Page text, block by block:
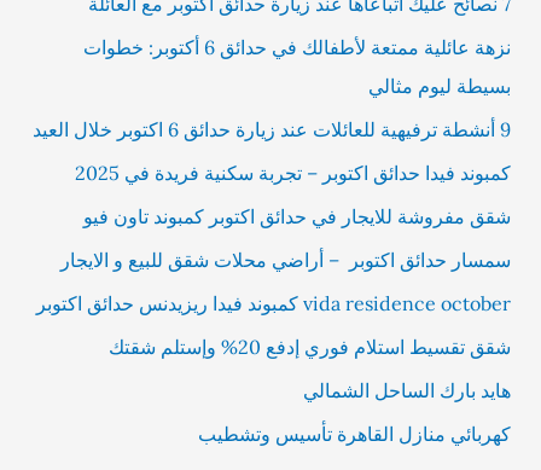
نزهة عائلية ممتعة لأطفالك في حدائق 6 أكتوبر: خطوات
بسيطة ليوم مثالي
9 أنشطة ترفيهية للعائلات عند زيارة حدائق 6 اكتوبر خلال العيد
كمبوند فيدا حدائق اكتوبر – تجربة سكنية فريدة في 2025
شقق مفروشة للايجار في حدائق اكتوبر كمبوند تاون فيو
سمسار حدائق اكتوبر – أراضي محلات شقق للبيع و الايجار
vida residence october كمبوند فيدا ريزيدنس حدائق اكتوبر
شقق تقسيط استلام فوري إدفع 20% وإستلم شقتك
هايد بارك الساحل الشمالي
كهربائي منازل القاهرة تأسيس وتشطيب